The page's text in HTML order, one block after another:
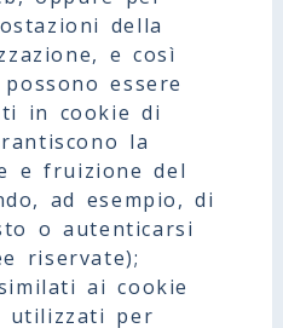
della
e così
essere
in cookie di
la
e fruizione del
ad esempio, di
o autenticarsi
riservate);
ai cookie
utilizzati per